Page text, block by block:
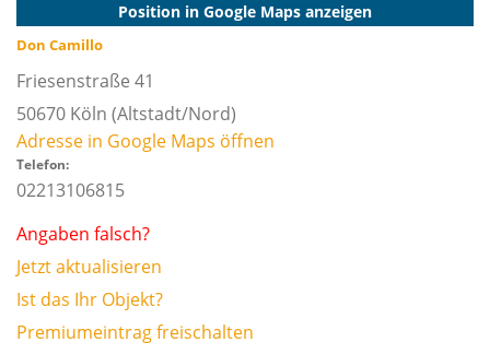
Position in Google Maps anzeigen
Don Camillo
Friesenstraße 41
50670 Köln (Altstadt/Nord)
Adresse in Google Maps öffnen
Telefon:
02213106815
Angaben falsch?
Jetzt aktualisieren
Ist das Ihr Objekt?
Premiumeintrag freischalten